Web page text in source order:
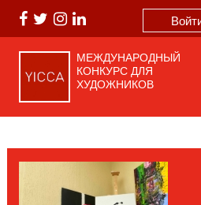
МЕЖДУНАРОДНЫЙ
КОНКУРС ДЛЯ
ХУДОЖНИКОВ